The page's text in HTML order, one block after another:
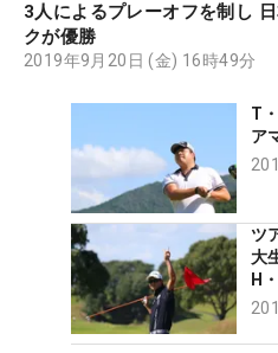
3人によるプレーオフを制し
クが優勝
2019年9月20日 (金) 16時49分
T
ア
ツ
大
H
【